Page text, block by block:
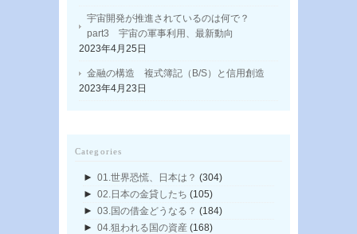
宇宙開発が推進されているのは何で？
part3 宇宙の軍事利用、最新動向
2023年4月25日
金融の構造 複式簿記（B/S）と信用創造
2023年4月23日
Categories
► 01.世界恐慌、日本は？ (304)
► 02.日本の金貸したち (105)
► 03.国の借金どうなる？ (184)
► 04.狙われる国の資産 (168)